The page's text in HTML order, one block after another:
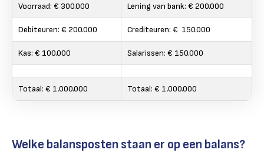
Voorraad: € 300.000 Lening van bank: € 200.000
Debiteuren: € 200.000 Crediteuren: € 150.000
Kas: € 100.000 Salarissen: € 150.000
Totaal: € 1.000.000 Totaal: € 1.000.000
Welke balansposten staan er op een balans?